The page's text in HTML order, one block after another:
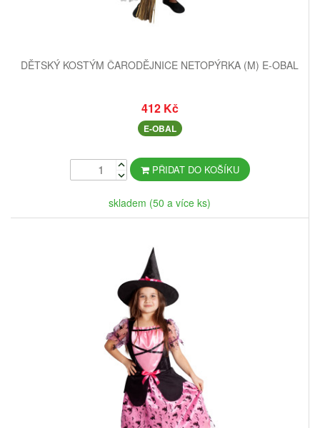
DĚTSKÝ KOSTÝM ČARODĚJNICE NETOPÝRKA (M) E-OBAL
412 Kč
E-OBAL
PŘIDAT DO KOŠÍKU
skladem (50 a více ks)